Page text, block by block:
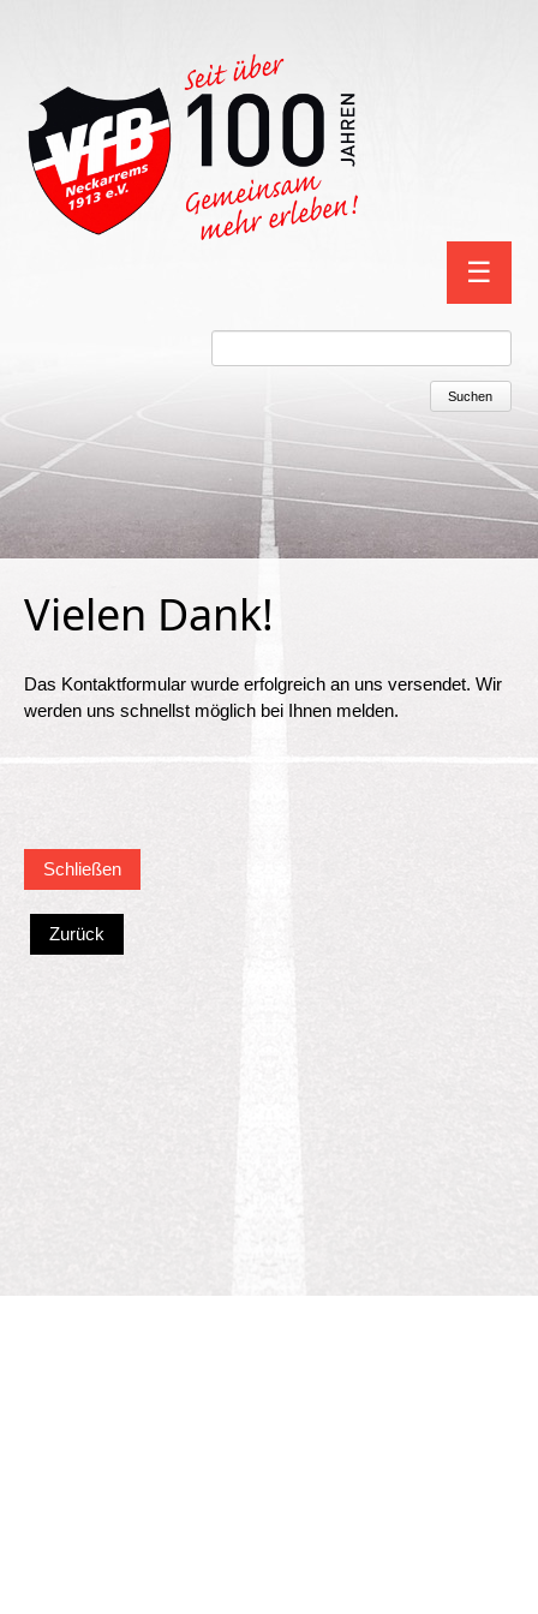
☰
Suchen
Vielen Dank!
Das Kontaktformular wurde erfolgreich an uns versendet. Wir
werden uns schnellst möglich bei Ihnen melden.
Zurück